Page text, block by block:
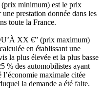
minimum) est le prix
prestation donnée dans les
toute la France.
XX €” (prix maximum)
en établissant une
la plus élevée et la plus basse
% des automobilistes ayant
l’économie maximale citée
la demande a été faite.